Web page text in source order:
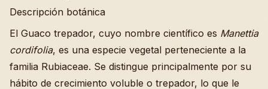
Descripción botánica
El Guaco trepador, cuyo nombre científico es Manettia
cordifolia, es una especie vegetal perteneciente a la
familia Rubiaceae. Se distingue principalmente por su
hábito de crecimiento voluble o trepador, lo que le